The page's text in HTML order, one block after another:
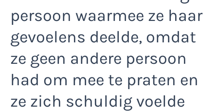
persoon waarmee ze haar
gevoelens deelde, omdat
ze geen andere persoon
had om mee te praten en
ze zich schuldig voelde